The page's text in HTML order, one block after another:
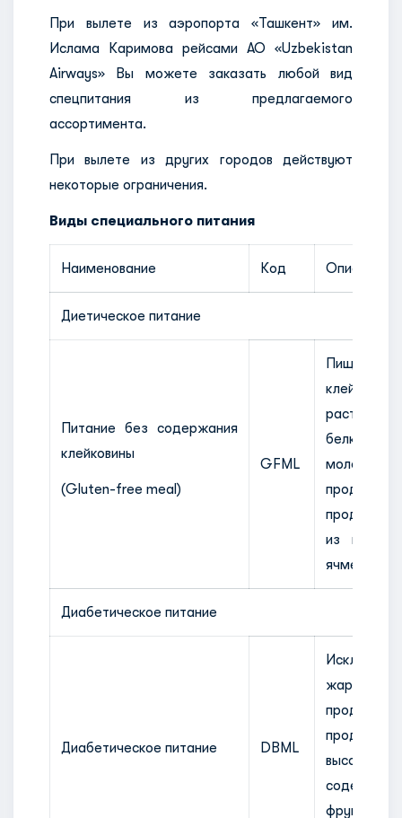
При вылете из аэропорта «Ташкент» им.
Ислама Каримова рейсами АО «Uzbekistan
Airways» Вы можете заказать любой вид
спецпитания из предлагаемого
ассортимента.
При вылете из других городов действуют
некоторые ограничения.
Виды специального питания
Наименование Код Описание
Диетическое питание
Питание без содержания
клейковины
(Gluten-free meal)
GFML
Пища
белка,
молочные
продукты
из
ячменя,
Диабетическое питание
Диабетическое питание DBML
Исключены
жаренные
продукты,
высоким
фруктозы,